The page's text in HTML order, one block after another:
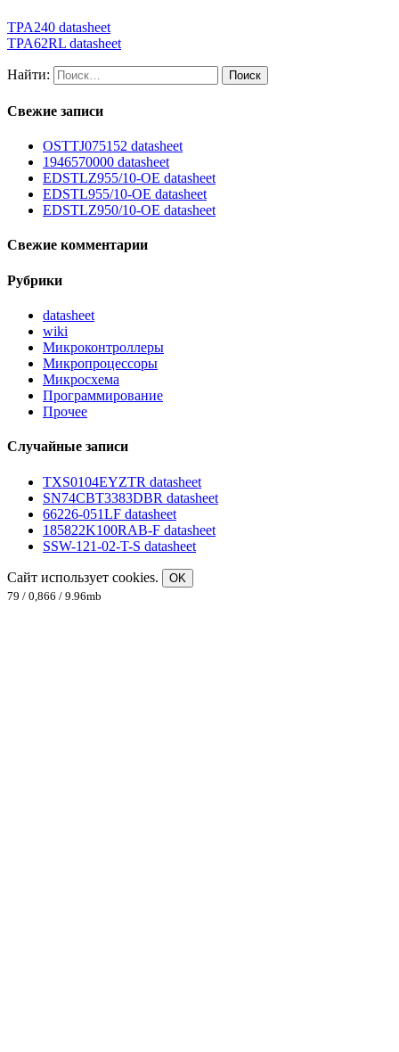
TPA240 datasheet
TPA62RL datasheet
Найти:
Свежие записи
OSTTJ075152 datasheet
1946570000 datasheet
EDSTLZ955/10-OE datasheet
EDSTL955/10-OE datasheet
EDSTLZ950/10-OE datasheet
Свежие комментарии
Рубрики
datasheet
wiki
Микроконтроллеры
Микропроцессоры
Микросхема
Программирование
Прочее
Случайные записи
TXS0104EYZTR datasheet
SN74CBT3383DBR datasheet
66226-051LF datasheet
185822K100RAB-F datasheet
SSW-121-02-T-S datasheet
Сайт использует cookies.
OK
79 / 0,866 / 9.96mb